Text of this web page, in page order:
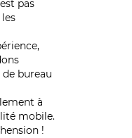
pas
bureau
à
mobile.
!